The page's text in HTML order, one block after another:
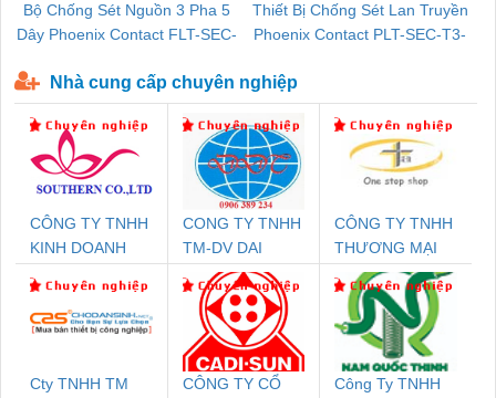
Bộ Chống Sét Nguồn 3 Pha 5
Dây Phoenix Contact FLT-SEC-
Thiết Bị Chống Sét Lan Truyền
Phoenix Contact PLT-SEC-T3-
Nhà cung cấp chuyên nghiệp
CÔNG TY TNHH
KINH DOANH
PHƯƠNG NAM
CONG TY TNHH
TM-DV DAI
DONG THANH
CÔNG TY TNHH
THƯƠNG MẠI
THIÊN ÂN VIỆT
NAM
Cty TNHH TM
CÔNG TY CỔ
Công Ty TNHH